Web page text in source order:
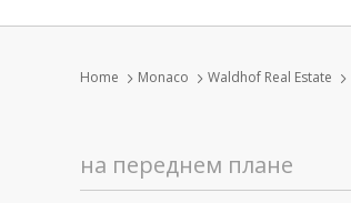
Home Monaco Waldhof Real Estate
на переднем плане